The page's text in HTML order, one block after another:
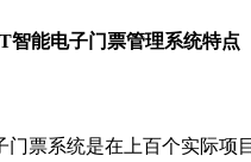
能电子门票管理系统特点
门票系统是在上百个实际项